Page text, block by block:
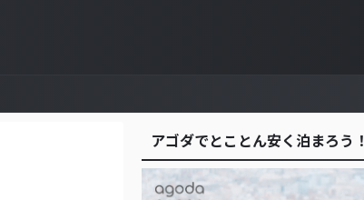
アゴダでとことん安く泊まろう！